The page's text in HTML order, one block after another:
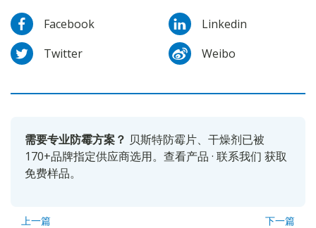
Facebook
Linkedin
Twitter
Weibo
需要专业防霉方案？ 贝斯特防霉片、干燥剂已被
170+品牌指定供应商选用。 查看产品 · 联系我们 获取
免费样品。
上一篇 下一篇